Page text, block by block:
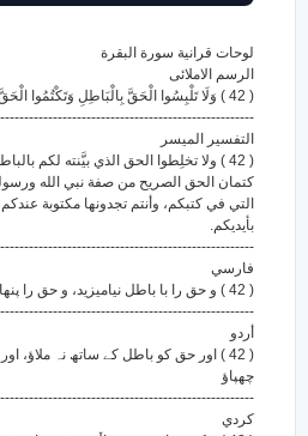
لوحات قرانية سورة البقرة
الرسم الاملائى
( 42 ) وَلَا تَلْبِسُوا الْحَقَّ بِالْبَاطِلِ وَتَكْتُمُوا الْحَقَّ وَأَنتُمْ تَعْلَمُونَ
التفسير الميسر
( 42 ) ولا تخلِطوا الحق الذي بيَّنته لكم
كتمان الحق الصريح من صفة نبي الله
التي في كتبكم، وأنتم تجدونها مكتوبة
بأيديكم.
فارسي
( 42 ) و حق را با باطل نیامیزید، و حق را پنهان نکنید، در حالی که می دانید.
أردو
( 42 ) اور حق کو باطل کے ساتھ نہ ملاؤ،
چھپاؤ
كردي